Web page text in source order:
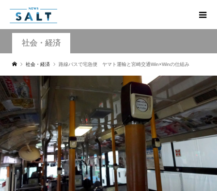
社会・経済
社会・経済 路線バスで宅急便 ヤマト運輸と宮崎交通Win×Winの仕組み